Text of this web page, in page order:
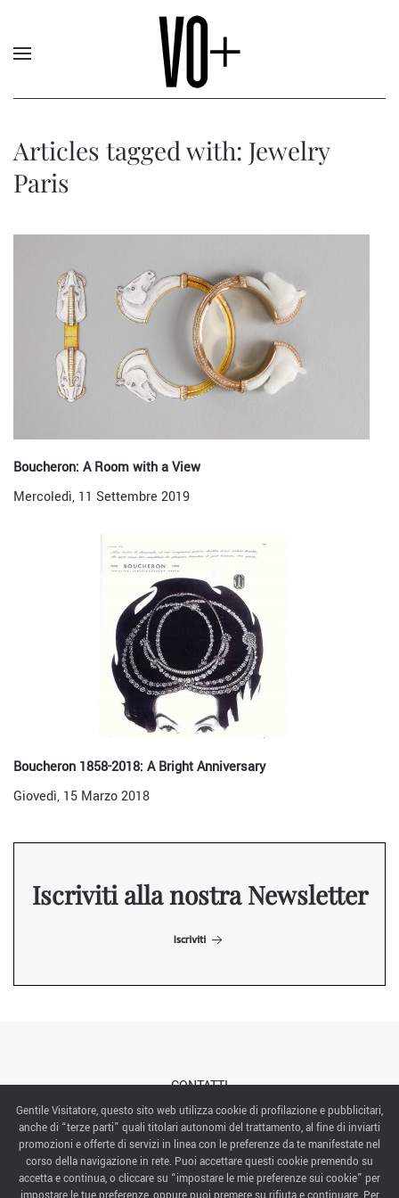
Articles tagged with: Jewelry
Paris
Boucheron: A Room with a View
Mercoledì, 11 Settembre 2019
Boucheron 1858-2018: A Bright Anniversary
Giovedì, 15 Marzo 2018
Iscriviti alla nostra Newsletter
Iscriviti
CONTATTI
ABOUT US
ITALIAN EXHIBITION GROUP SpA All rights reserved
Via Emilia 155, 47921 Rimini,
Gentile Visitatore, questo sito web utilizza cookie di profilazione e pubblicitari,
anche di “terze parti” quali titolari autonomi del trattamento, al fine di inviarti
promozioni e offerte di servizi in linea con le preferenze da te manifestate nel
corso della navigazione in rete. Puoi accettare questi cookie premendo su
accetta e continua, o cliccare su “impostare le mie preferenze sui cookie” per